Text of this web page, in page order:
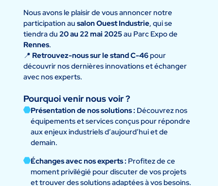
Nous avons le plaisir de vous annoncer notre
participation au salon Ouest Industrie, qui se
tiendra du 20 au 22 mai 2025au Parc Expo de
Rennes.
📍 Retrouvez-nous sur le stand C-46pour
découvrir nos dernières innovations et échanger
avec nos experts.
Pourquoi venir nous voir ?
Présentation de nos solutions : Découvrez nos
équipements et services conçus pour répondre
aux enjeux industriels d’aujourd’hui et de
demain.
Échanges avec nos experts : Profitez de ce
moment privilégié pour discuter de vos projets
et trouver des solutions adaptées à vos besoins.